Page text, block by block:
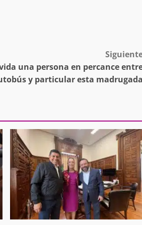
una persona en percance
y particular esta madrugada
Bukele elimina el presupuesto a
los partidos políticos.
2025